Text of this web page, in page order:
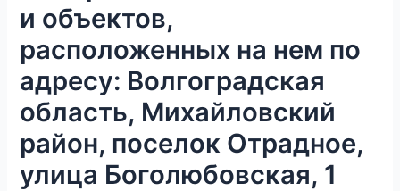
и объектов,
расположенных на нем по
адресу: Волгоградская
область, Михайловский
район, поселок Отрадное,
улица Боголюбовская, 1